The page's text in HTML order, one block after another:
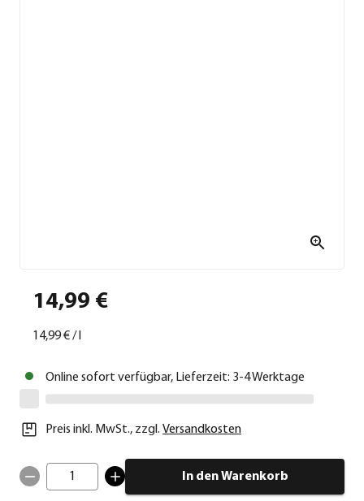
14,99 €
14,99 €/
Online sofort verfügbar, Lieferzeit: 3-4 Werktage
Preis inkl. MwSt., zzgl. Versandkosten
1 In den Warenkorb